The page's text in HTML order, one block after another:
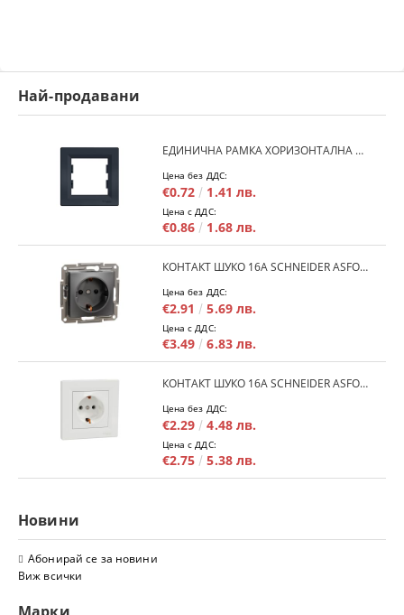
Най-продавани
ЕДИНИЧНА РАМКА ХОРИЗОНТАЛНА SCHNEIDER ASFORA EPH5800171 - АНТРАЦИТ
Цена без ДДС:
€0.72 1.41 лв.
Цена с ДДС:
€0.86 1.68 лв.
КОНТАКТ ШУКО 16A SCHNEIDER ASFORA EPH2900171 - АНРАЦИТ
Цена без ДДС:
€2.91 5.69 лв.
Цена с ДДС:
€3.49 6.83 лв.
КОНТАКТ ШУКО 16A SCHNEIDER ASFORA EPH2900121 - БЯЛ
Цена без ДДС:
€2.29 4.48 лв.
Цена с ДДС:
€2.75 5.38 лв.
Новини
Абонирай се за новини
Виж всички